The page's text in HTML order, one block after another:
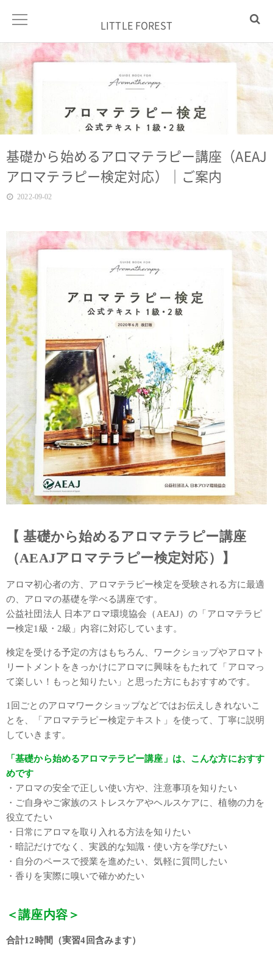
LITTLE FOREST
基礎から始めるアロマテラピー講座（AEAJ
アロマテラピー検定対応）｜ご案内
2022-09-02
【 基礎から始めるアロマテラピー講座
（AEAJアロマテラピー検定対応）】
アロマ初心者の方、アロマテラピー検定を受験される方に最適
の、アロマの基礎を学べる講座です。
公益社団法人 日本アロマ環境協会（AEAJ）の「アロマテラピ
ー検定1級・2級」内容に対応しています。
検定を受ける予定の方はもちろん、ワークショップやアロマト
リートメントをきっかけにアロマに興味をもたれて「アロマっ
て楽しい！もっと知りたい」と思った方にもおすすめです。
1回ごとのアロマワークショップなどではお伝えしきれないこ
とを、「アロマテラピー検定テキスト」を使って、丁寧に説明
していきます。
「基礎から始めるアロマテラピー講座」は、こんな方におすす
めです
・アロマの安全で正しい使い方や、注意事項を知りたい
・ご自身やご家族のストレスケアやヘルスケアに、植物の力を
役立てたい
・日常にアロマを取り入れる方法を知りたい
・暗記だけでなく、実践的な知識・使い方を学びたい
・自分のペースで授業を進めたい、気軽に質問したい
・香りを実際に嗅いで確かめたい
＜講座内容＞
合計12時間（実習4回含みます）